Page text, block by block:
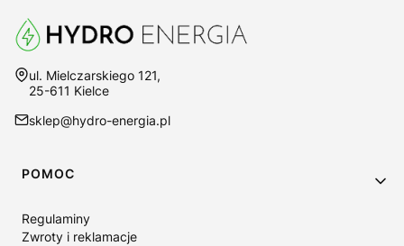
Adres:
ul. Mielczarskiego 121,
25-611 Kielce
sklep@hydro-energia.pl
Linki w stopce
POMOC
Regulaminy
Zwroty i reklamacje